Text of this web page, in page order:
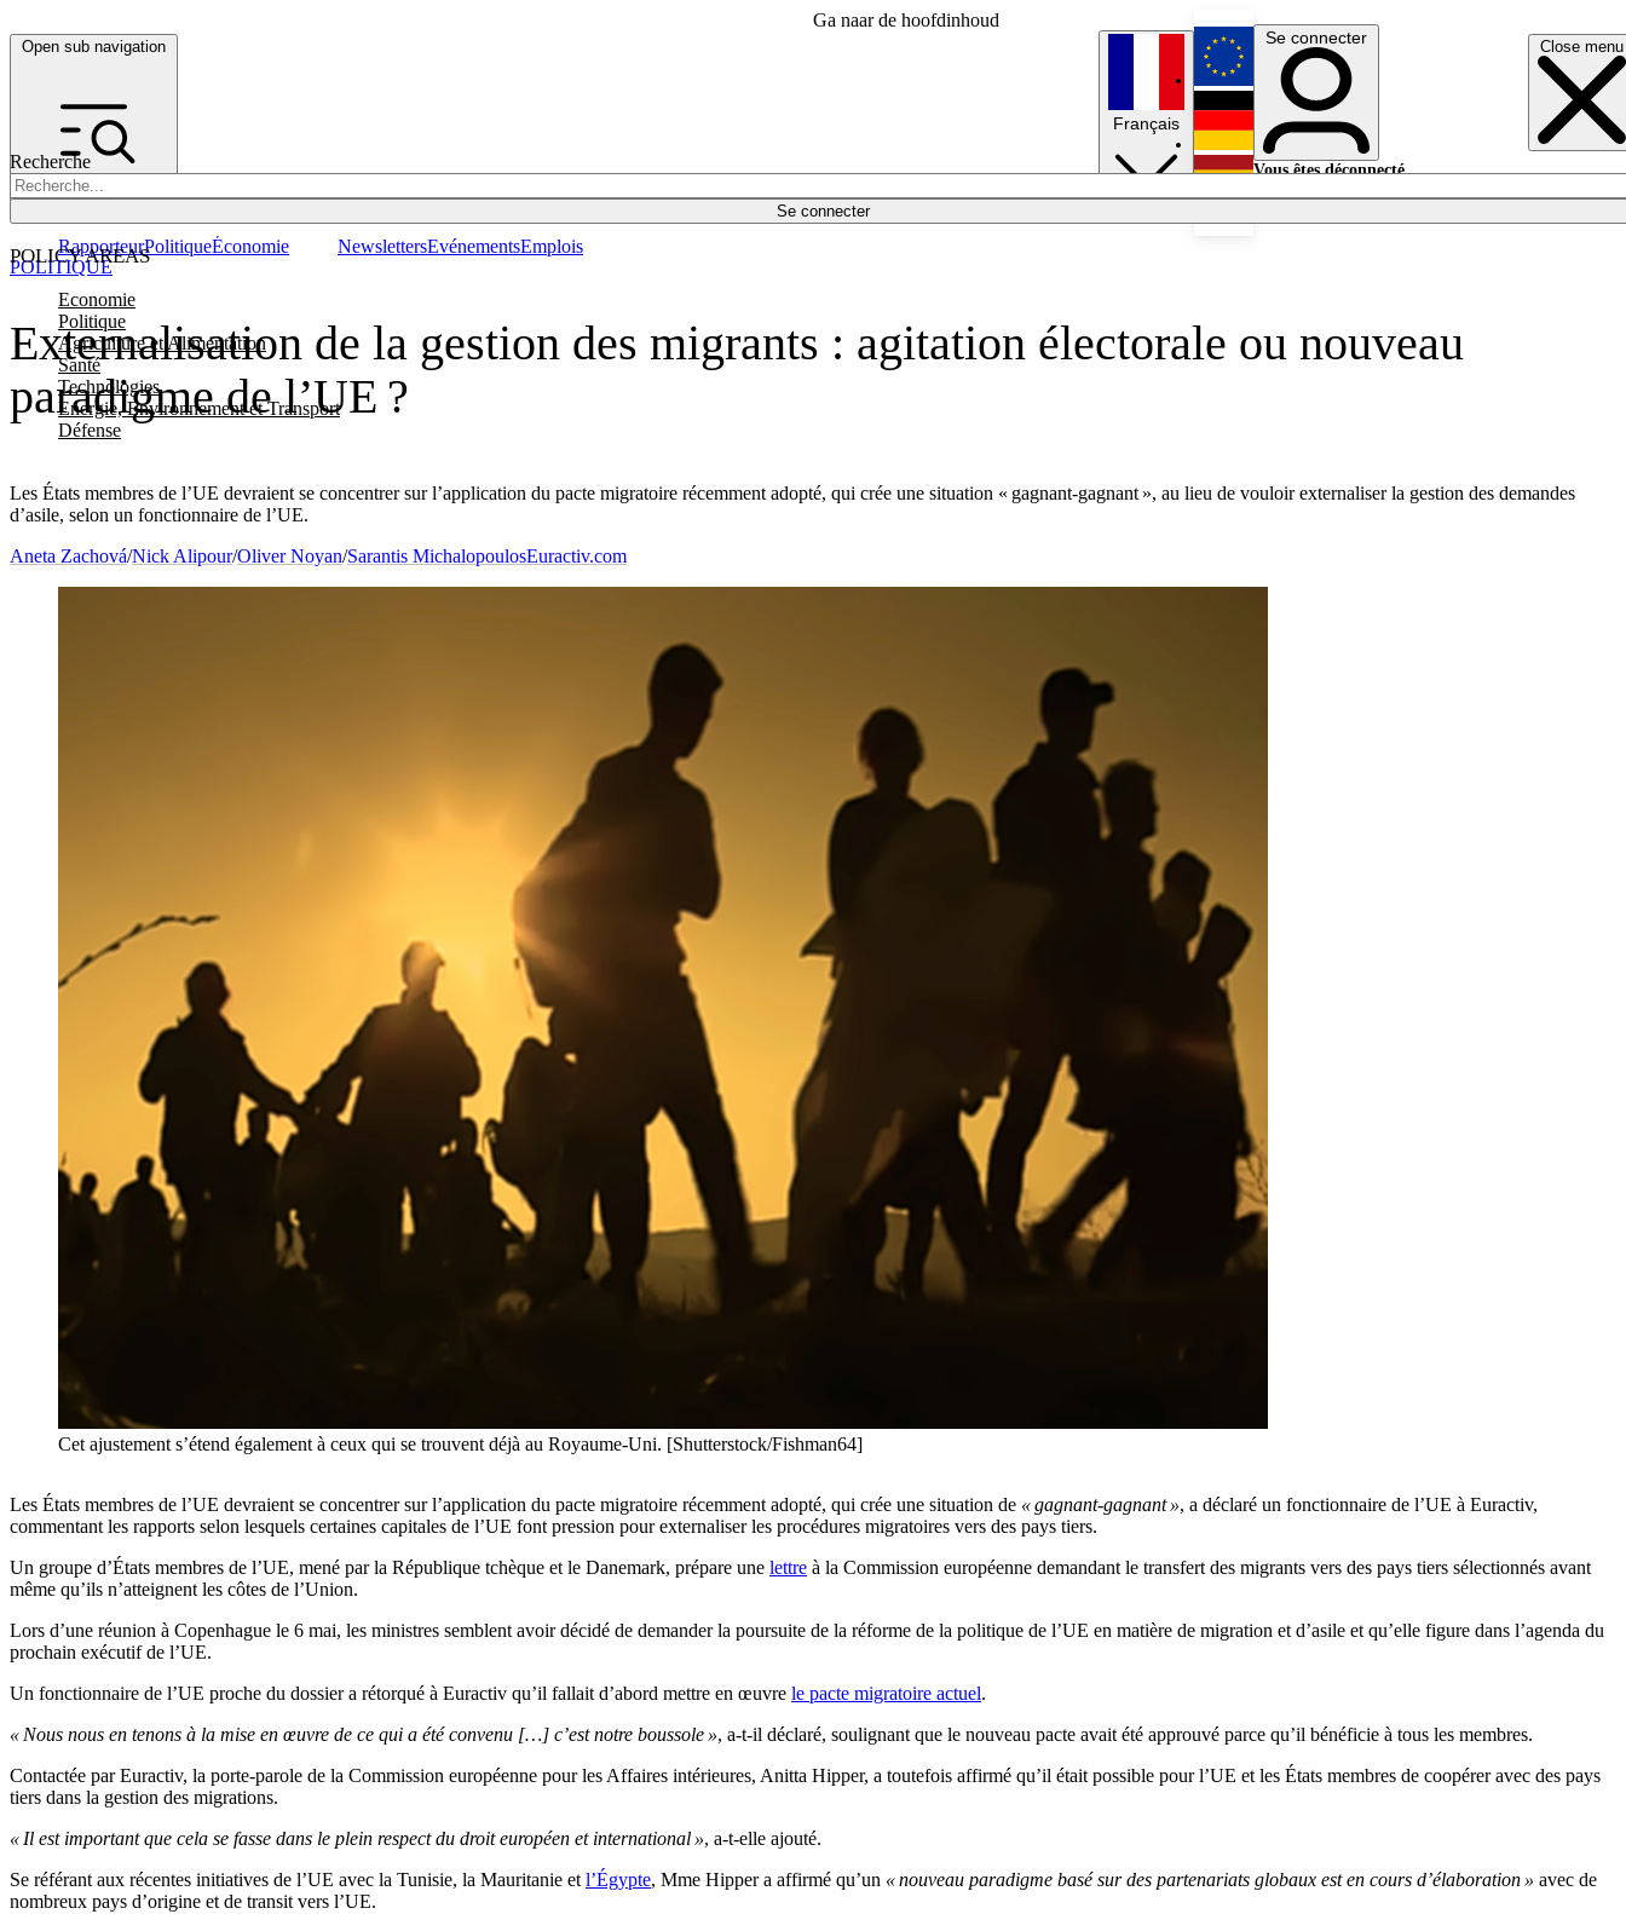
Ga naar de hoofdinhoud
Open sub navigation Close menu
Recherche
Se connecter
POLICY AREAS
Economie
Politique
Agriculture et Alimentation
Santé
Technologies
Energie, Environnement et Transport
Défense
RapporteurPolitiqueÉconomie NewslettersEvénementsEmplois
Français
English
Deutsch
Se connecter
Vous êtes déconnecté.
Externalisation de la gestion des migrants : agitation électorale ou nouveau
paradigme de l’UE ?
Les États membres de l’UE devraient se concentrer sur l’application du pacte migratoire récemment adopté, qui crée une situation « gagnant-gagnant », au lieu de vouloir externaliser la gestion des demandes
d’asile, selon un fonctionnaire de l’UE.
POLITIQUE
Aneta Zachová/Nick Alipour/Oliver Noyan/Sarantis MichalopoulosEuractiv.com
Cet ajustement s’étend également à ceux qui se trouvent déjà au Royaume-Uni. [Shutterstock/Fishman64]
Les États membres de l’UE devraient se concentrer sur l’application du pacte migratoire récemment adopté, qui crée une situation de « gagnant-gagnant », a déclaré un fonctionnaire de l’UE à Euractiv,
commentant les rapports selon lesquels certaines capitales de l’UE font pression pour externaliser les procédures migratoires vers des pays tiers.
Un groupe d’États membres de l’UE, mené par la République tchèque et le Danemark, prépare une lettre à la Commission européenne demandant le transfert des migrants vers des pays tiers sélectionnés avant
même qu’ils n’atteignent les côtes de l’Union.
Lors d’une réunion à Copenhague le 6 mai, les ministres semblent avoir décidé de demander la poursuite de la réforme de la politique de l’UE en matière de migration et d’asile et qu’elle figure dans l’agenda du
prochain exécutif de l’UE.
Un fonctionnaire de l’UE proche du dossier a rétorqué à Euractiv qu’il fallait d’abord mettre en œuvre le pacte migratoire actuel.
« Nous nous en tenons à la mise en œuvre de ce qui a été convenu […] c’est notre boussole », a-t-il déclaré, soulignant que le nouveau pacte avait été approuvé parce qu’il bénéficie à tous les membres.
Contactée par Euractiv, la porte-parole de la Commission européenne pour les Affaires intérieures, Anitta Hipper, a toutefois affirmé qu’il était possible pour l’UE et les États membres de coopérer avec des pays
tiers dans la gestion des migrations.
« Il est important que cela se fasse dans le plein respect du droit européen et international », a-t-elle ajouté.
Se référant aux récentes initiatives de l’UE avec la Tunisie, la Mauritanie et l’Égypte, Mme Hipper a affirmé qu’un « nouveau paradigme basé sur des partenariats globaux est en cours d’élaboration » avec de
nombreux pays d’origine et de transit vers l’UE.